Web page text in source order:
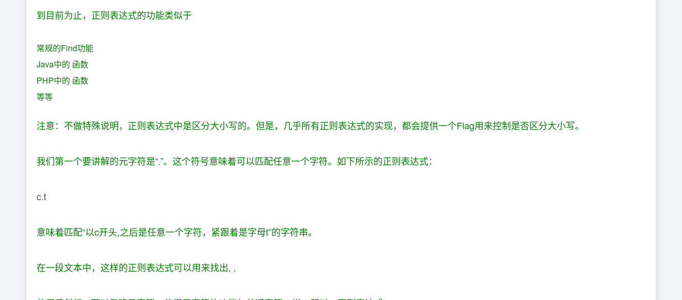
到目前为止，正则表达式的功能类似于
常规的Find功能
Java中的 函数
PHP中的 函数
等等
注意：不做特殊说明，正则表达式中是区分大小写的。但是，几乎所有正则表达式的实现，都会提供一个Flag用来控制是否区分大小写。
我们第一个要讲解的元字符是“.”。这个符号意味着可以匹配任意一个字符。如下所示的正则表达式：
c.t
意味着匹配“以c开头,之后是任意一个字符，紧跟着是字母t”的字符串。
在一段文本中，这样的正则表达式可以用来找出, ,